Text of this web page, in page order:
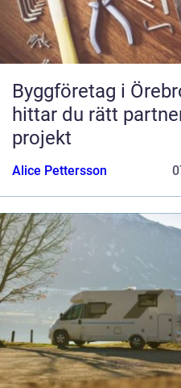
Byggföretag i
hittar du rätt
projekt
Alice Pettersson